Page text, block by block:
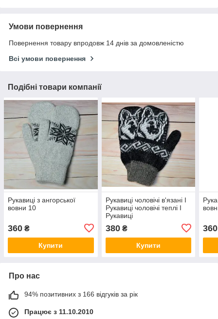
Умови повернення
Повернення товару впродовж 14 днів за домовленістю
Всі умови повернення
Подібні товари компанії
Рукавиці з ангорської
вовни 10
360 ₴
Купити
Рукавиці чоловічі в'язані I
Рукавиці чоловічі теплі I
Рукавиці
380₴
Купити
360
Про нас
94% позитивних з 166 відгуків за рік
Працює з 11.10.2010